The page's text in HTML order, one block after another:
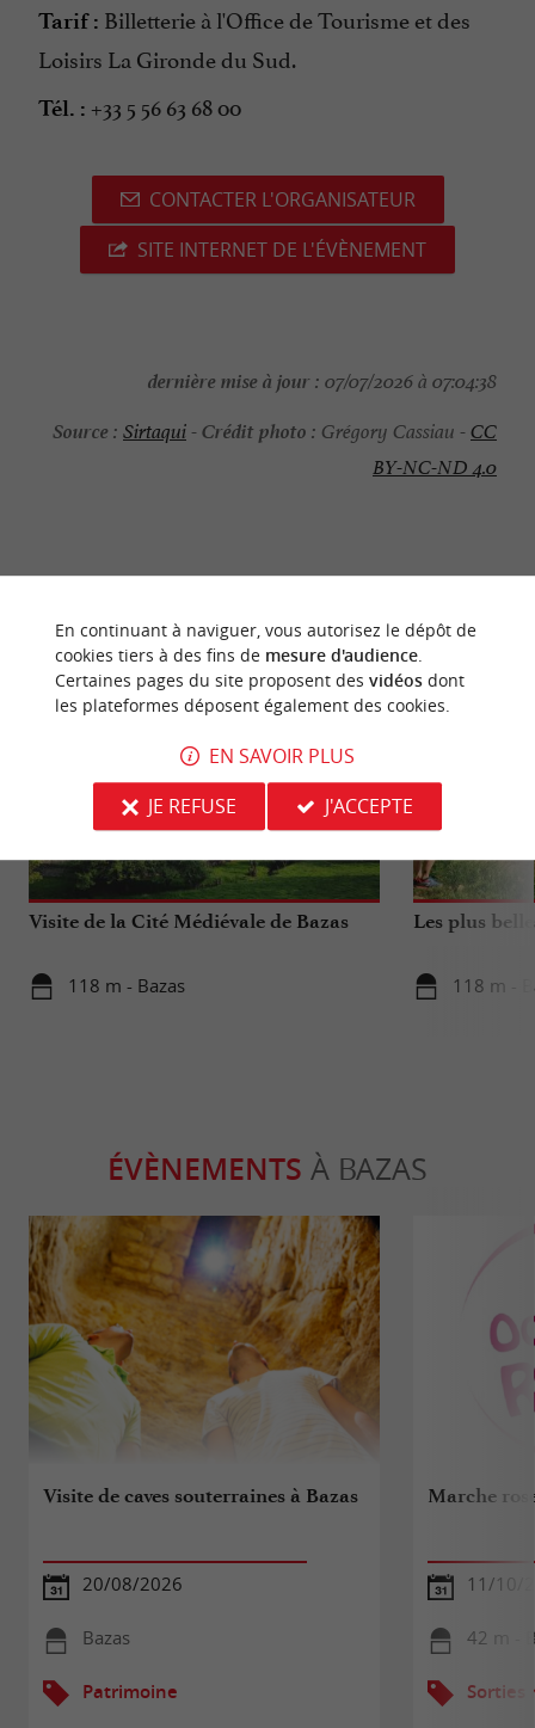
Tarif : Billetterie à l'Office de Tourisme et des
Loisirs La Gironde du Sud.
Tél. : +33 5 56 63 68 00
CONTACTER L'ORGANISATEUR
SITE INTERNET DE L'ÉVÈNEMENT
dernière mise à jour : 07/07/2026 à 07:04:38
Source : Sirtaqui-Crédit photo : Grégory Cassiau -CC
BY-NC-ND 4.0
Visite de la Cité Médiévale de Bazas
118 m - Bazas
Culturelle
Les plus
118 m -
ÉVÈNEMENTS À BAZAS
Visite de caves souterraines à Bazas
20/08/2026
Bazas
Patrimoine
Marche
11/10/
42 m -
Sorties
En continuant à naviguer, vous autorisez le dépôt de
cookies tiers à des fins de mesure d'audience.
Certaines pages du site proposent des vidéosdont
les plateformes déposent également des cookies.
EN SAVOIR PLUS
JE REFUSE
J'ACCEPTE